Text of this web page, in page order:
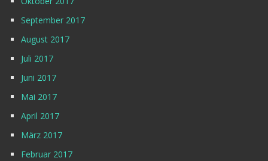
September 2017
August 2017
Juli 2017
Juni 2017
Mai 2017
April 2017
März 2017
Februar 2017